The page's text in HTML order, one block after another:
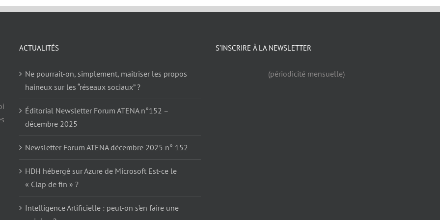
ACTUALITÉS
Ne pourrait-on, simplement, maitriser les propos
haineux sur les “réseaux sociaux” ?
Éditorial Newsletter Forum ATENA n°152 –
décembre 2025
Newsletter Forum ATENA décembre 2025 n° 152
HDH hébergé sur Azure de Microsoft Est-ce le
« Clap de fin » ?
Intelligence Artificielle : peut-on s’en faire une
S’INSCRIRE À LA NEWSLETTER
(périodicité mensuelle)